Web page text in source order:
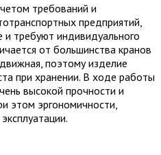
требований и
предприятий,
требуют индивидуального
от большинства кранов
поэтому изделие
при хранении. В ходе работы
высокой прочности и
этом эргономичности,